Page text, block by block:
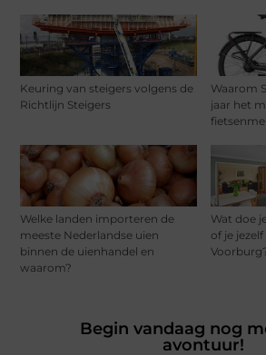
Keuring van steigers volgens de
Richtlijn Steigers
Waarom
jaar het
Welke landen importeren de
meeste Nederlandse uien
binnen de uienhandel en
waarom?
Wat doe
of je
Begin vandaag nog
avontuur!